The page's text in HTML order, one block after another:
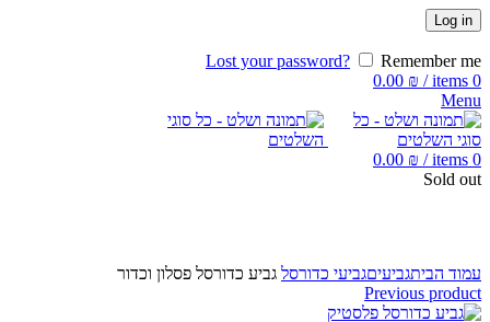
Log in
Lost your password?
Remember me
0
items
/
0.00 ₪
Menu
0
items
/
0.00 ₪
Sold out
עמוד הביתגביעיםגביעי כדורסל גביע כדורסל פסלון וכדור
Previous product